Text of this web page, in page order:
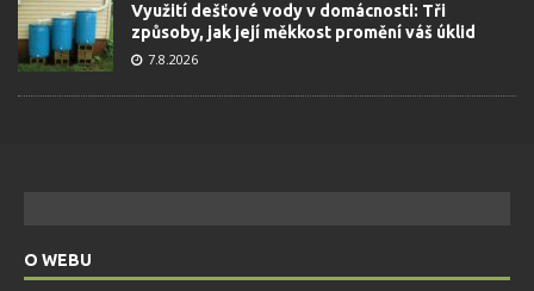
Využití dešťové vody v domácnosti: Tři
způsoby, jak její měkkost promění váš úklid
7.8.2026
O WEBU